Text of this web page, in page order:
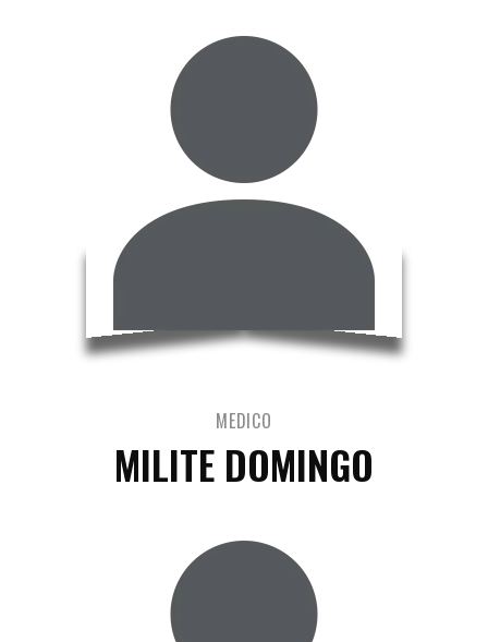
MEDICO
MILITE DOMINGO